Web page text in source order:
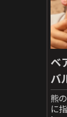
ベ
バ
熊
に